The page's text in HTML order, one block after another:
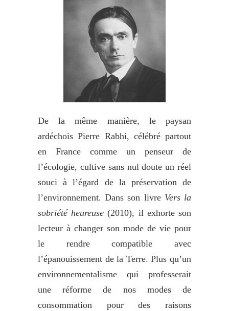
De la même manière, le paysan
ardéchois Pierre Rabhi, célébré partout
en France comme un penseur de
l’écologie, cultive sans nul doute un réel
souci à l’égard de la préservation de
l’environnement. Dans son livre Vers la
sobriété heureuse(2010), il exhorte son
lecteur à changer son mode de vie pour
le rendre compatible avec
l’épanouissement de la Terre. Plus qu’un
environnementalisme qui professerait
une réforme de nos modes de
consommation pour des raisons